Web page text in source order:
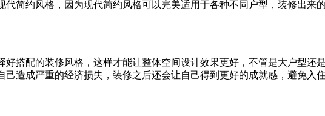
代简约风格，因为现代简约风格可以完美适用于各种不同户型，装修出
好搭配的装修风格，这样才能让整体空间设计效果更好，不管是大户型
己造成严重的经济损失，装修之后还会让自己得到更好的成就感，避免